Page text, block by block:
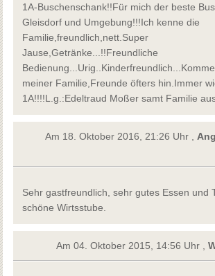
1A-Buschenschank!!Für mich der beste
Gleisdorf und Umgebung!!!Ich kenne die
Familie,freundlich,nett.Super
Jause,Getränke...!!Freundliche
meiner Familie,Freunde öfters hin.Immer
1A!!!!L.g.:Edeltraud Moßer samt Familie
Am 18. Oktober 2016, 21:26 Uhr ,
Sehr gastfreundlich, sehr gutes Essen und
schöne Wirtsstube.
Am 04. Oktober 2015, 14:56 Uhr ,